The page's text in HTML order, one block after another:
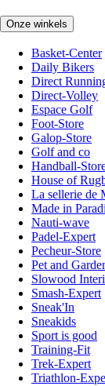
Onze winkels
Basket-Center
Daily Bikers
Direct
Direct-Volley
Espace Golf
Foot-Store
Galop-Store
Golf and co
Handball-
House of
La sellerie de
Made in
Nauti-wave
Padel-Expert
Pecheur-Store
Pet and
Slowood
Smash-Expert
Sneak'In
Sneakids
Sport is good
Training-Fit
Trek-Expert
Triathlon-